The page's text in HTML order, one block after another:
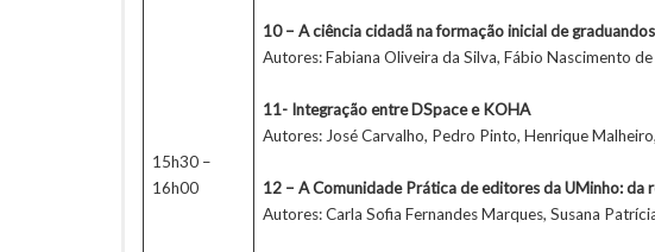
15h30 –
16h00
10 – A ciência cidadã na formação inicial de
Autores: Fabiana Oliveira da Silva, Fábio Nascimento
11- Integração entre DSpace e KOHA
Autores: José Carvalho, Pedro Pinto, Henrique
12 – A Comunidade Prática de editores da UMinho: da
Autores: Carla Sofia Fernandes Marques, Susana